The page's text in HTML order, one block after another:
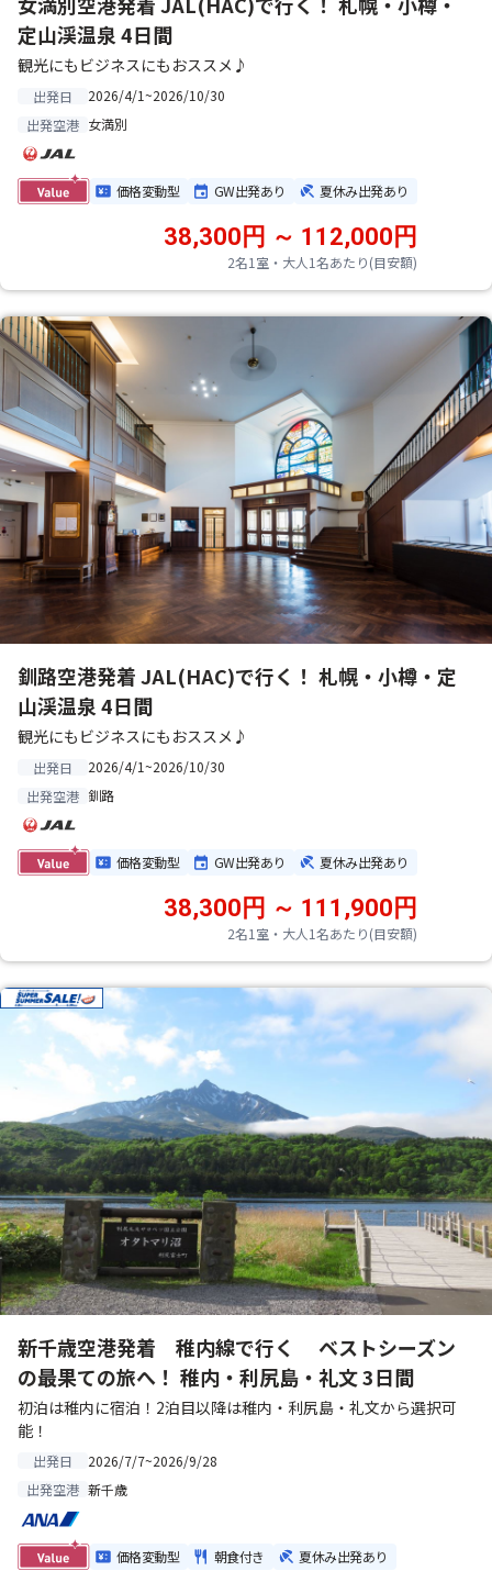
定山渓温泉 4日間
観光にもビジネスにもおススメ♪
出発日
2026/4/1~2026/10/30
出発空港 女満別
価格変動型 GW出発あり 夏休み出発あり
2名1室・大人1名あたり(目安額)
38,300円 ～ 112,000円
釧路空港発着 JAL(HAC)で行く！ 札幌・小樽・定
山渓温泉 4日間
観光にもビジネスにもおススメ♪
出発日
2026/4/1~2026/10/30
出発空港 釧路
価格変動型 GW出発あり 夏休み出発あり
2名1室・大人1名あたり(目安額)
38,300円 ～ 111,900円
新千歳空港発着 稚内線で行く ベストシーズン
の最果ての旅へ！ 稚内・利尻島・礼文 3日間
初泊は稚内に宿泊！2泊目以降は稚内・利尻島・礼文から選択可
能！
出発日
2026/7/7~2026/9/28
出発空港 新千歳
価格変動型 朝食付き 夏休み出発あり